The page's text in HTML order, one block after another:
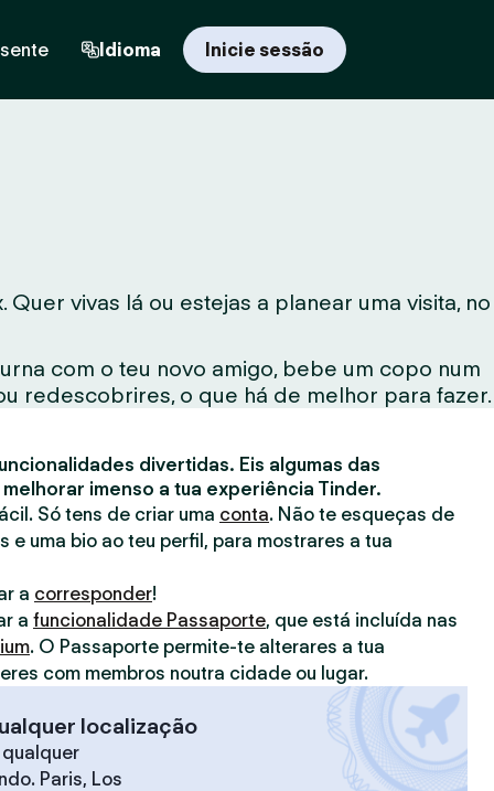
Idioma Inicie sessão
vivas lá ou estejas a planear uma visita, no
com o teu novo amigo, bebe um copo num
redescobrires, o que há de melhor para fazer.
divertidas. Eis algumas das
imenso a tua experiência Tinder.
Só tens de criar uma conta. Não te esqueças de
e uma bio ao teu perfil, para mostrares a tua
a corresponder!
a funcionalidade Passaporte, que está incluída nas
. O Passaporte permite-te alterares a tua
com membros noutra cidade ou lugar.
localização
Paris, Los